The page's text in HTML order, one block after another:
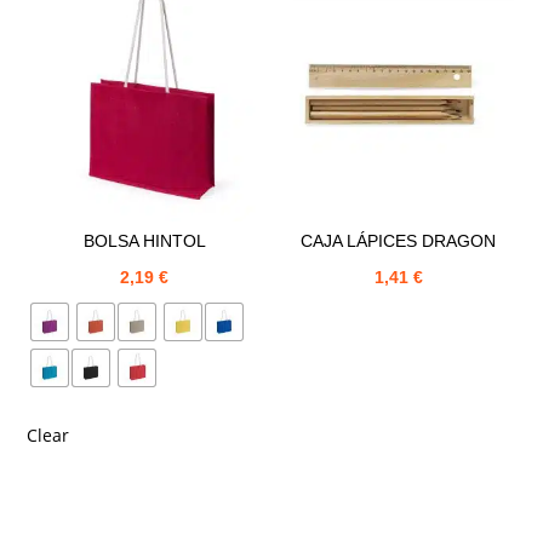
BOLSA HINTOL
2,19€
Clear
CAJA LÁPICES DRAGON
1,41 €